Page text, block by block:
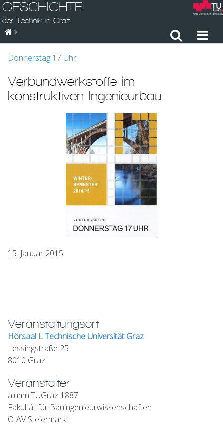
GESCHICHTE
der Technik in Graz
Donnerstag 17 Uhr
Verbundwerkstoffe im
konstruktiven Ingenieurbau
15. Januar 2015
Veranstaltungsort
Hörsaal L Technische Universität Graz
Lessingstraße 25
8010 Graz
Veranstalter
alumniTUGraz 1887
Fakultät für Bauingenieurwissenschaften
OIAV Steiermark